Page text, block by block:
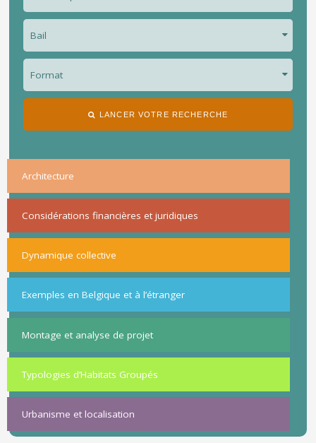
LANCER VOTRE RECHERCHE
Architecture
Considérations financières et juridiques
Dynamique collective
Exemples en Belgique et à l’étranger
Montage et analyse de projet
Typologies d’Habitats Groupés
Urbanisme et localisation